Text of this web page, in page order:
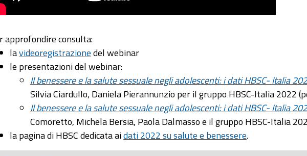
approfondire consulta:
lavideoregistrazionedel webinar
le presentazioni del webinar:
Il benessere e la salute sessuale negli adolescenti: i dati HBSC- Italia
Silvia Ciardullo, Daniela Pierannunzio per il gruppo HBSC-Italia 2022
Il benessere e la salute sessuale negli adolescenti: i dati HBSC- Italia
Comoretto, Michela Bersia, Paola Dalmasso e il gruppo HBSC-Italia
la pagina di HBSC dedicata aidati 2022 su salute e benessere.